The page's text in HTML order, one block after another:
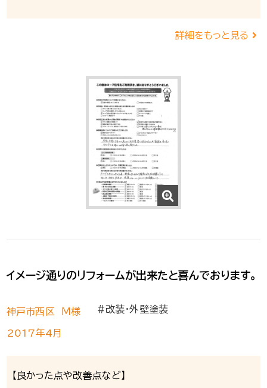
詳細をもっと見る
イメージ通りのリフォームが出来たと喜んでおります。
神戸市西区 Ｍ様 #改装・外壁塗装
2017年4月
【良かった点や改善点など】